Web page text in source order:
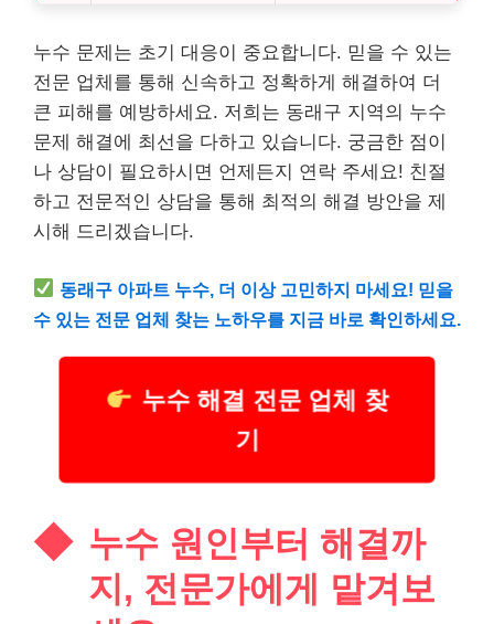
누수 문제는 초기 대응이 중요합니다. 믿을 수 있는
전문 업체를 통해 신속하고 정확하게 해결하여 더
큰 피해를 예방하세요. 저희는 동래구 지역의 누수
문제 해결에 최선을 다하고 있습니다. 궁금한 점이
나 상담이 필요하시면 언제든지 연락 주세요! 친절
하고 전문적인 상담을 통해 최적의 해결 방안을 제
시해 드리겠습니다.
동래구 아파트 누수, 더 이상 고민하지 마세요! 믿을
수 있는 전문 업체 찾는 노하우를 지금 바로 확인하세요.
누수 해결 전문 업체 찾
기
누수 원인부터 해결까
지, 전문가에게 맡겨보